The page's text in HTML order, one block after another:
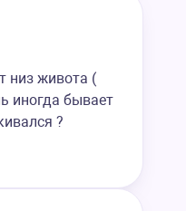
низ живота (
иногда бывает
?